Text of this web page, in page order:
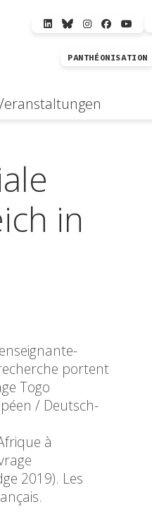
PANTHÉONISATION
in
portent
Togo
/ Deutsch-
à
2019). Les